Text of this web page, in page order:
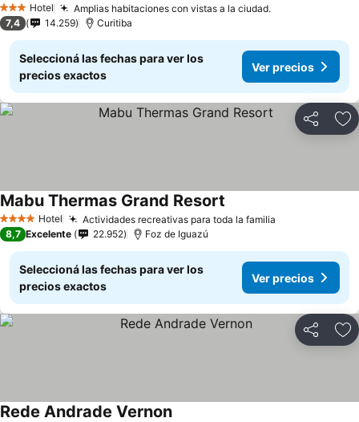
3 Estrellas
Hotel Amplias habitaciones con vistas a la ciudad.
7,4 14.259 Curitiba
Seleccioná las fechas para ver los
precios exactos
Ver precios
Compartir
4 EstrellasHotel Actividades recreativas para toda la familia
Mabu Thermas Grand Resort
8,7 Excelente 22.952 Foz de Iguazú
Seleccioná las fechas para ver los
precios exactos
Ver precios
Compartir
Rede Andrade Vernon